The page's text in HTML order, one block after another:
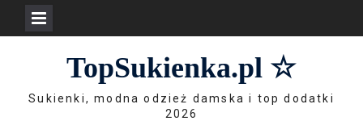
TopSukienka.pl ☆
Sukienki, modna odzież damska i top dodatki
2026